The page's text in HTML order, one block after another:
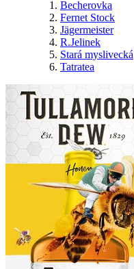
Becherovka
Fernet Stock
Jägermeister
R.Jelinek
Stará myslivecká
Tatratea